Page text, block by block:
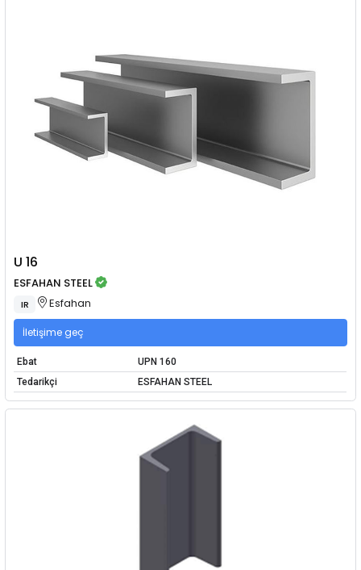
U 16
ESFAHAN STEEL
IR Esfahan
İletişime geç
Ebat
UPN 160
Tedarikçi
ESFAHAN STEEL